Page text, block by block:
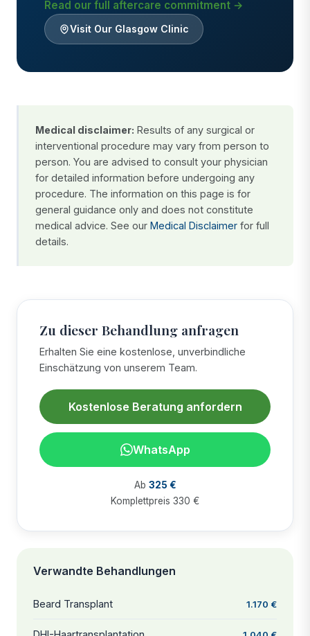
Read our full aftercare commitment →
Visit Our Glasgow Clinic
Medical disclaimer: Results of any surgical or
interventional procedure may vary from person to
person. You are advised to consult your physician
for detailed information before undergoing any
procedure. The information on this page is for
general guidance only and does not constitute
medical advice. See our Medical Disclaimer for full
details.
Zu dieser Behandlung anfragen
Erhalten Sie eine kostenlose, unverbindliche
Einschätzung von unserem Team.
Kostenlose Beratung anfordern
WhatsApp
Ab 325 €
Komplettpreis 330 €
Verwandte Behandlungen
Beard Transplant 1.170 €